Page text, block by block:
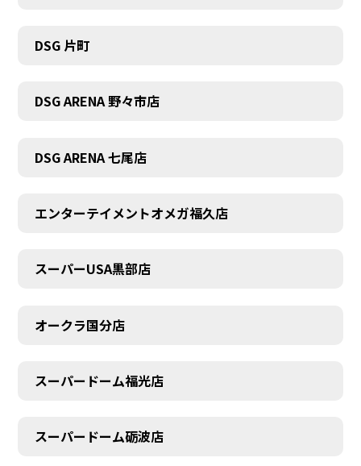
DSG 片町
DSG ARENA 野々市店
DSG ARENA 七尾店
エンターテイメントオメガ福久店
スーパーUSA黒部店
オークラ国分店
スーパードーム福光店
スーパードーム砺波店